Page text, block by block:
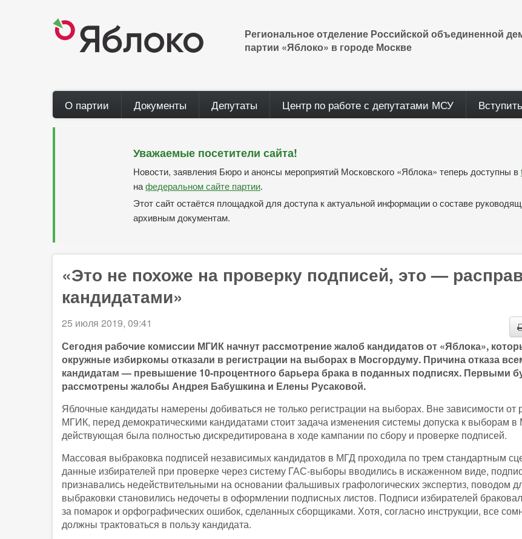
Региональное отделение Российской объединенной
партии «Яблоко» в городе Москве
Main
navigation
О партии Документы Депутаты Центр по работе с депутатами МСУ Вступить
Уважаемые посетители сайта!
Новости, заявления Бюро и анонсы мероприятий Московского «Яблока» теперь доступны в
нафедеральном сайте партии.
Этот сайт остаётся площадкой для доступа к актуальной информации о составе
архивным документам.
«Это не похоже на проверку подписей, это —
кандидатами»
25 июля 2019, 09:41
Сегодня рабочие комиссии МГИК начнут рассмотрение жалоб кандидатов от «Яблока»,
окружные избиркомы отказали в регистрации на выборах в Мосгордуму. Причина отказа
кандидатам — превышение 10-процентного барьера брака в поданных подписях. Первыми
рассмотрены жалобы Андрея Бабушкина и Елены Русаковой.
Яблочные кандидаты намерены добиваться не только регистрации на выборах. Вне зависимости от
МГИК, перед демократическими кандидатами стоит задача изменения системы допуска к выборам
действующая была полностью дискредитирована в ходе кампании по сбору и проверке подписей.
Массовая выбраковка подписей независимых кандидатов в МГД проходила по трем стандартным
данные избирателей при проверке через систему ГАС-выборы вводились в искаженном виде,
признавались недействительными на основании фальшивых графологических экспертиз, поводом
выбраковки становились недочеты в оформлении подписных листов. Подписи избирателей
за помарок и орфографических ошибок, сделанных сборщиками. Хотя, согласно инструкции, все
должны трактоваться в пользу кандидата.